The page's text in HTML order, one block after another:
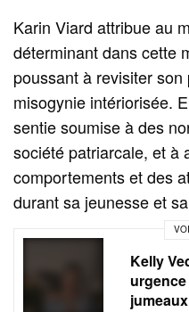
Karin Viard attribue au
déterminant dans cette
poussant à revisiter
misogynie intériorisée.
sentie soumise à des
société patriarcale, et à
comportements et des
durant sa jeunesse et
Kelly
urgence
jumeaux